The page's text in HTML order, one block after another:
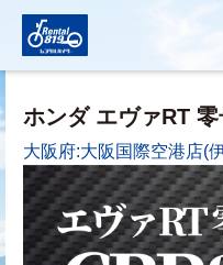
ホンダ エヴァRT
大阪府:大阪国際空港店(